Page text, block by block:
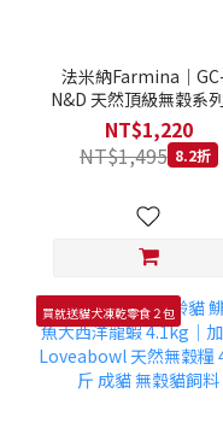
法米納Farmina｜
N&D 天然頂級無穀系列 室
內/結紮貓 雞肉石榴
NT$1,220
NT$1,495 8.2折
買就送貓犬凍乾零食２包